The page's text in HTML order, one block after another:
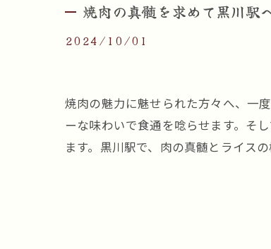
焼肉の真髄を求めて黒川駅
2024/10/01
焼肉の魅力に魅せられた方々へ、一
ーな味わいで食通を唸らせます。そ
ます。黒川駅で、肉の真髄とライス